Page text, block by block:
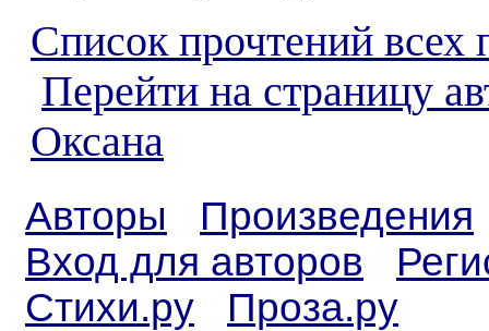
Список прочтений всех
Перейти на страницу
Оксана
Авторы
Произведения
Вход для авторов
Стихи.ру
Проза.ру